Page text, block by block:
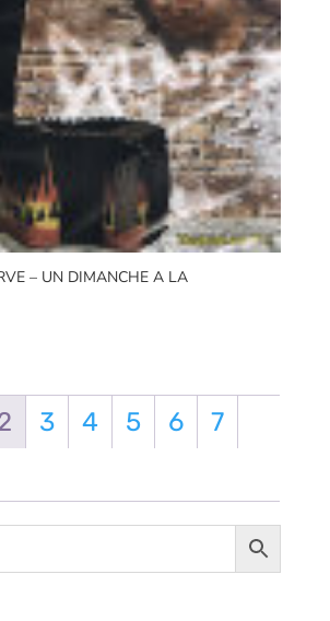
– UN DIMANCHE A LA
3 4 5 6
7